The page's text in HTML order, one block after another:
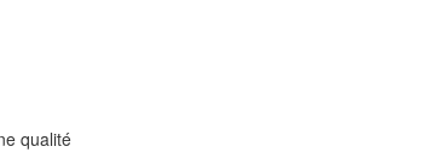
qualité